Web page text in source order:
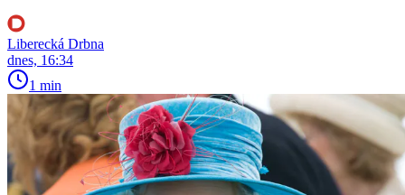
Liberecká Drbna
dnes, 16:34
1 min